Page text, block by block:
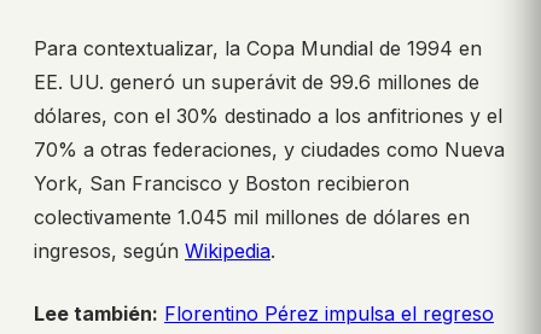
Para contextualizar, la Copa Mundial de 1994 en
EE. UU. generó un superávit de 99.6 millones de
dólares, con el 30% destinado a los anfitriones y el
70% a otras federaciones, y ciudades como Nueva
York, San Francisco y Boston recibieron
colectivamente 1.045 mil millones de dólares en
ingresos, según Wikipedia.
Lee también: Florentino Pérez impulsa el regreso